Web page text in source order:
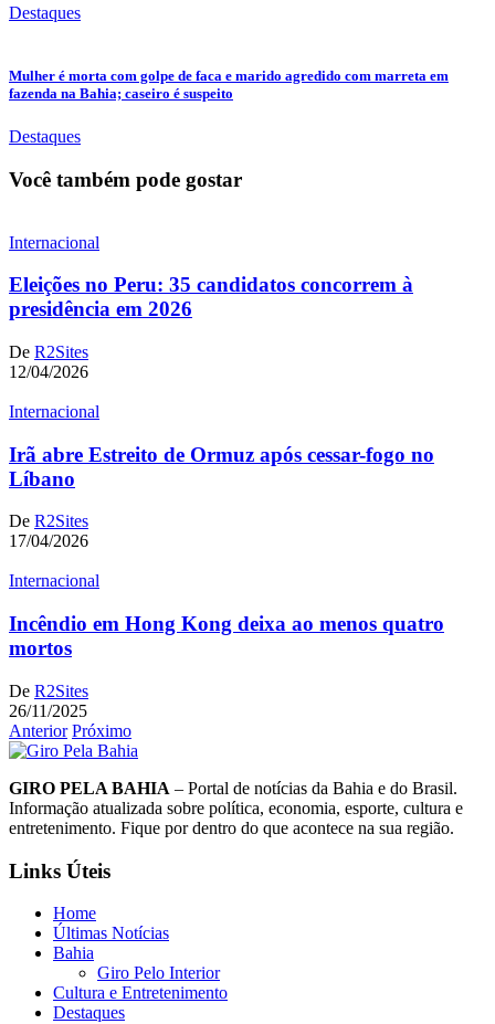
Destaques
Mulher é morta com golpe de faca e marido agredido com marreta em
fazenda na Bahia; caseiro é suspeito
Destaques
Você também pode gostar
Internacional
Eleições no Peru: 35 candidatos concorrem à
presidência em 2026
De R2Sites
12/04/2026
Internacional
Irã abre Estreito de Ormuz após cessar-fogo no
Líbano
De R2Sites
17/04/2026
Internacional
Incêndio em Hong Kong deixa ao menos quatro
mortos
De R2Sites
26/11/2025
Anterior Próximo
GIRO PELA BAHIA – Portal de notícias da Bahia e do Brasil.
Informação atualizada sobre política, economia, esporte, cultura e
entretenimento. Fique por dentro do que acontece na sua região.
Links Úteis
Home
Últimas Notícias
Bahia
Giro Pelo Interior
Cultura e Entretenimento
Destaques